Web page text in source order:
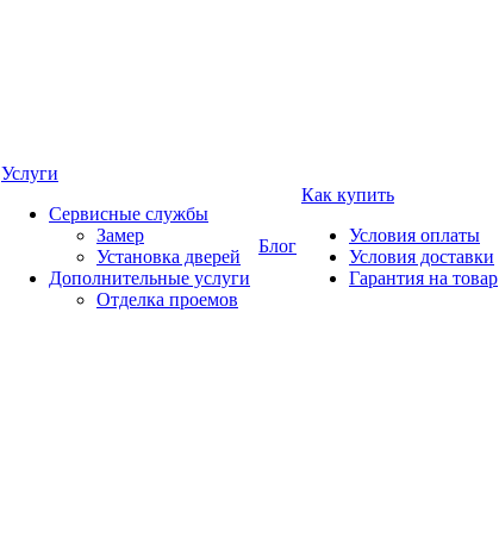
Услуги
Сервисные службы
Замер
Установка дверей
Дополнительные услуги
Отделка проемов
Блог
Как купить
Условия оплаты
Условия доставки
Гарантия на товар